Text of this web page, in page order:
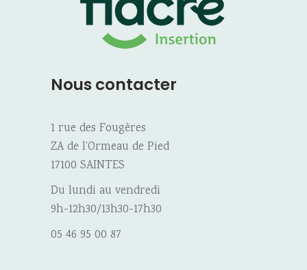
Nous contacter
1 rue des Fougères
ZA de l’Ormeau de Pied
17100 SAINTES
Du lundi au vendredi
9h-12h30/13h30-17h30
05 46 95 00 87